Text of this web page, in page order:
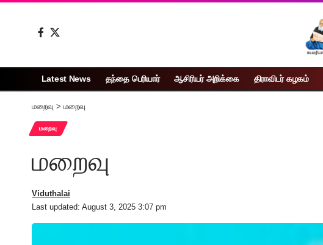
Latest News தந்தை பெரியார் ஆசிரியர் அறிக்கை திராவிடர் கழகம்
மறைவு > மறைவு
மறைவு
மறைவு
Last updated: August 3, 2025 3:07 pm
Viduthalai